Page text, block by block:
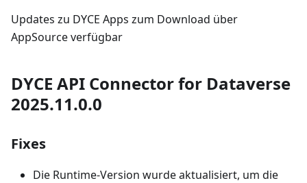
Updates zu DYCE Apps zum Download über
AppSource verfügbar
DYCE API Connector for Dataverse
2025.11.0.0
Fixes
Die Runtime-Version wurde aktualisiert, um die